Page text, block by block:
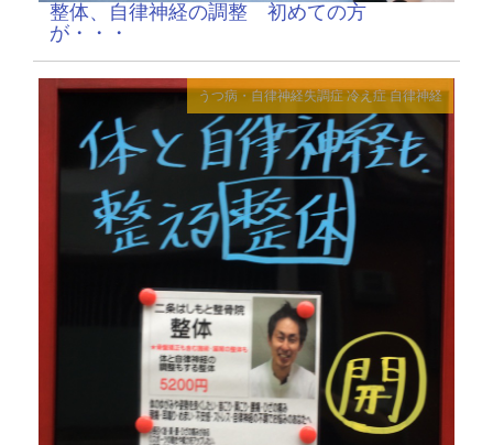
整体、自律神経の調整 初めての方
が・・・
うつ病・自律神経失調症 冷え症 自律神経